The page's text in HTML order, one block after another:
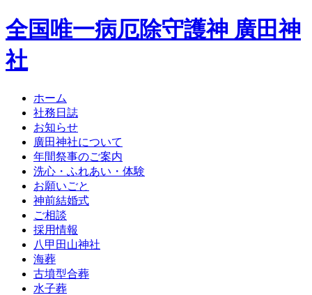
全国唯一病厄除守護神 廣田神
社
ホーム
社務日誌
お知らせ
廣田神社について
年間祭事のご案内
洗心・ふれあい・体験
お願いごと
神前結婚式
ご相談
採用情報
八甲田山神社
海葬
古墳型合葬
水子葬